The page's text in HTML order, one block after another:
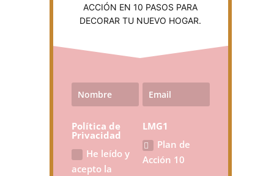
ACCIÓN EN 10 PASOS PARA
DECORAR TU NUEVO HOGAR.
Política de
Privacidad
He leído y
acepto la
LMG1
Plan de
Acción 10